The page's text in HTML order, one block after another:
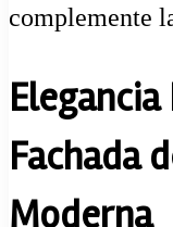
complemente
Fachada
Moderna